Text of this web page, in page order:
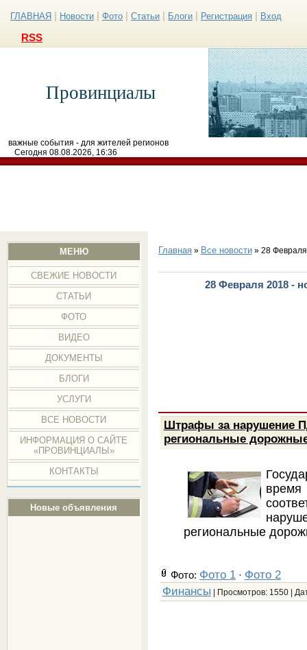
ГЛАВНАЯ Новости Фото Статьи Блоги Регистрация Вход
RSS
Провинциалы
важные события - для жителей регионов
Сегодня 08.08.2026, 16:36
МЕНЮ
СВЕЖИЕ НОВОСТИ
СТАТЬИ
ФОТО
ВИДЕО
ДОКУМЕНТЫ
БЛОГИ
УСЛУГИ
ВСЕ НОВОСТИ
ИНФОРМАЦИЯ О САЙТЕ
«ПРОВИНЦИАЛЫ»
КОНТАКТЫ
Новые объявления
Главная» Все новости» 28
28 Февраля 2018 -
Штрафы за нарушение
региональные
региональные
Фото: Фото 1· Фото 2
Финансы | Просмотров: 1550 |